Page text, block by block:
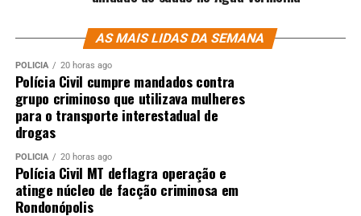
AS MAIS LIDAS DA SEMANA
POLÍCIA 20 horas ago
Polícia Civil cumpre mandados contra
grupo criminoso que utilizava mulheres
para o transporte interestadual de
drogas
POLÍCIA 20 horas ago
Polícia Civil MT deflagra operação e
atinge núcleo de facção criminosa em
Rondonópolis